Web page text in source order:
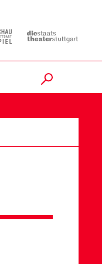
Ausverkauft
Karten